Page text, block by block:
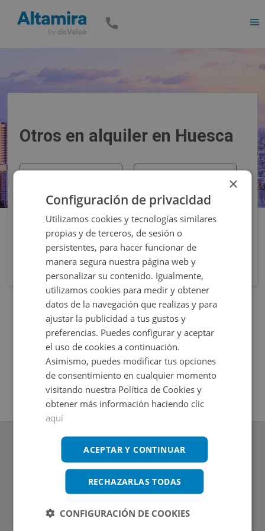
Otros en alquiler en Huesca
www.altamirainmuebles.com
Edificio Skylight
Tel.: 914 842 874
×
Configuración de privacidad
Utilizamos cookies y tecnologías similares
propias y de terceros, de sesión o
persistentes, para hacer funcionar de
manera segura nuestra página web y
personalizar su contenido. Igualmente,
utilizamos cookies para medir y obtener
datos de la navegación que realizas y para
ajustar la publicidad a tus gustos y
preferencias. Puedes configurar y aceptar
el uso de cookies a continuación.
Asimismo, puedes modificar tus opciones
de consentimiento en cualquier momento
visitando nuestra Política de Cookies y
obtener más información haciendo clic
aquí
ACEPTAR Y CONTINUAR
RECHAZARLAS TODAS
CONFIGURACIÓN DE COOKIES